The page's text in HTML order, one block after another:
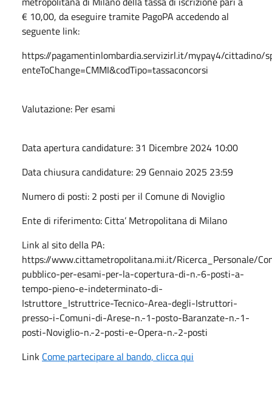
€ 10,00, da eseguire tramite PagoPA accedendo al
seguente link:
https://pagamentinlombardia.servizirl.it/mypay4/cittadino/
enteToChange=CMMI&codTipo=tassaconcorsi
Valutazione: Per esami
Data apertura candidature: 31 Dicembre 2024 10:00
Data chiusura candidature: 29 Gennaio 2025 23:59
Numero di posti: 2 posti per il Comune di Noviglio
Ente di riferimento: Citta’ Metropolitana di Milano
Link al sito della PA:
https://www.cittametropolitana.mi.it/Ricerca_Personale/
pubblico-per-esami-per-la-copertura-di-n.-6-posti-a-
tempo-pieno-e-indeterminato-di-
Istruttore_Istruttrice-Tecnico-Area-degli-Istruttori-
presso-i-Comuni-di-Arese-n.-1-posto-Baranzate-n.-1-
posti-Noviglio-n.-2-posti-e-Opera-n.-2-posti
Link Come partecipare al bando, clicca qui